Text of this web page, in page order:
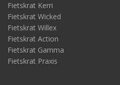
Fietskrat Kerri
Fietskrat Wicked
Fietskrat Willex
Fietskrat Action
Fietskrat Gamma
Fietskrat Praxis